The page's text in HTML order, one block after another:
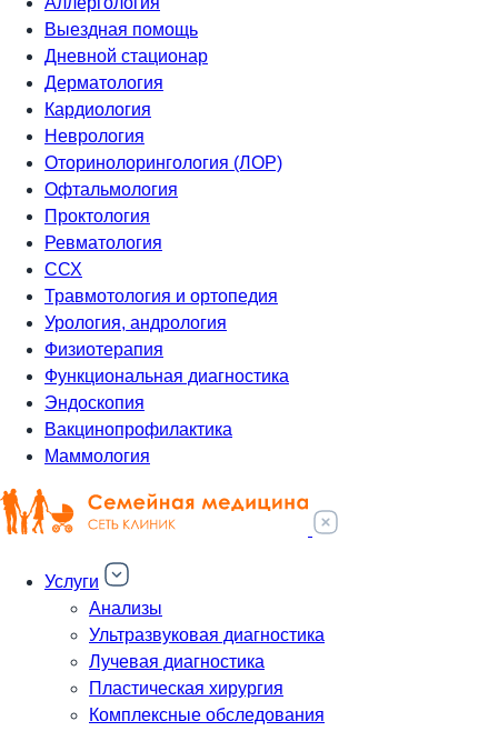
Выездная помощь
Дневной стационар
Дерматология
Кардиология
Неврология
Оторинолорингология (ЛОР)
Офтальмология
Проктология
Ревматология
ССХ
Травмотология и ортопедия
Урология, андрология
Физиотерапия
Функциональная диагностика
Эндоскопия
Вакцинопрофилактика
Маммология
Услуги
Анализы
Ультразвуковая диагностика
Лучевая диагностика
Пластическая хирургия
Комплексные обследования